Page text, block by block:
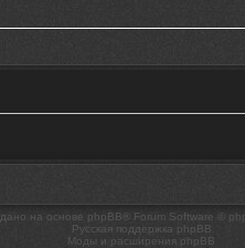
на основе phpBB® Forum Software ©
Русская поддержка phpBB
Моды и расширения phpBB